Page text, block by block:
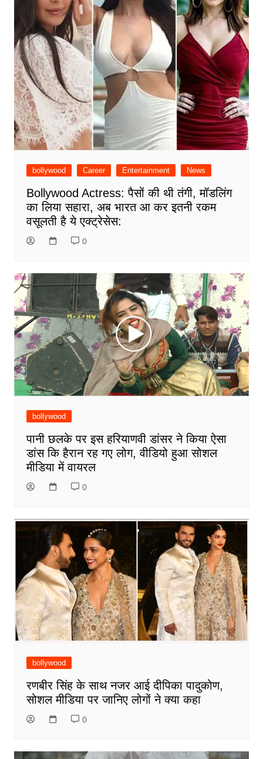
bollywood Career Entertainment News
Bollywood Actress: पैसों की थी तंगी, मॉडलिंग
का लिया सहारा, अब भारत आ कर इतनी रकम
वसूलती है ये एक्ट्रेसेस:
0
bollywood
पानी छलके पर इस हरियाणवी डांसर ने किया ऐसा
डांस कि हैरान रह गए लोग, वीडियो हुआ सोशल
मीडिया में वायरल
0
bollywood
रणबीर सिंह के साथ नजर आई दीपिका पादुकोण,
सोशल मीडिया पर जानिए लोगों ने क्या कहा
0